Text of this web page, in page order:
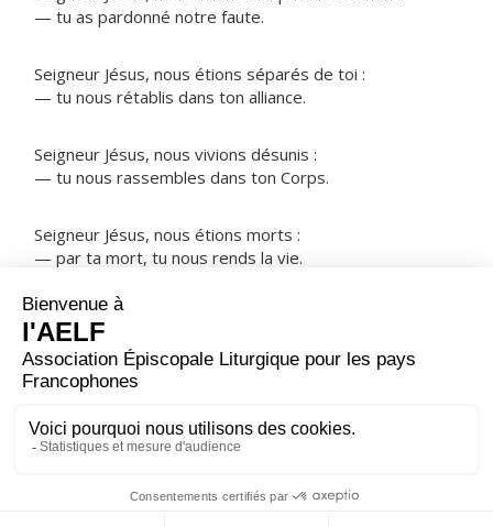
— tu as pardonné notre faute.
Seigneur Jésus, nous étions séparés de toi :
— tu nous rétablis dans ton alliance.
Seigneur Jésus, nous vivions désunis :
— tu nous rassembles dans ton Corps.
Seigneur Jésus, nous étions morts :
— par ta mort, tu nous rends la vie.
NOTRE PÈRE
ORAISON
louange. Accorde-nous de pouvoir te chanter avec tous
les saints, éternellement.